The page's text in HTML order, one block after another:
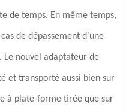
de temps. En même temps,
de dépassement d'une
Le nouvel adaptateur de
et transporté aussi bien sur
à plate-forme tirée que sur